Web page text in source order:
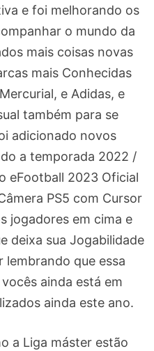
e foi melhorando os
o mundo da
mais coisas novas
mais Conhecidas
e Adidas, e
também para se
adicionado novos
a temporada 2022 /
eFootball 2023 Oficial
PS5 com Cursor
jogadores em cima e
deixa sua Jogabilidade
lembrando que essa
ainda está em
ainda este ano.
a Liga máster estão